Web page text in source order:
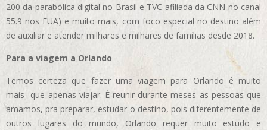
200 da parabólica digital no Brasil e TVC afiliada da CNN no canal
55.9 nos EUA) e muito mais, com foco especial no destino além
de auxiliar e atender milhares e milhares de famílias desde 2018.
Para a viagem a Orlando
Temos certeza que fazer uma viagem para Orlando é muito
mais que apenas viajar. É reunir durante meses as pessoas que
amamos, pra preparar, estudar o destino, pois diferentemente de
outros lugares do mundo, Orlando requer muito estudo e